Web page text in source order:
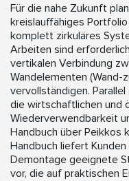
Für die nahe Zukunft
kreislauffähiges
komplett zirkuläres
Arbeiten sind
vertikalen Verbindung
Wandelementen (Wand-
vervollständigen.
die wirtschaftlichen und
Wiederverwendbarkeit
Handbuch über Peikkos
Handbuch liefert
Demontage geeignete
vor, die auf praktischen